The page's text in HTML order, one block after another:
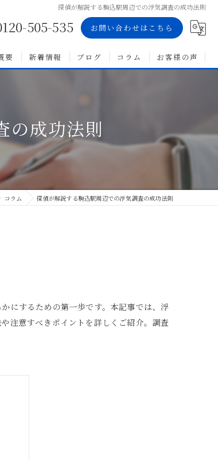
探偵が解説する駒込駅周辺での浮気調査の成功法則
505-535 お問い合わせはこちら
要 新着情報 ブログ コラム お客様の声
の成功法則
コラム 探偵が解説する駒込駅周辺での浮気調査の成功法則
にするための第一歩です。本記事では、浮
注意すべきポイントを詳しくご紹介。調査